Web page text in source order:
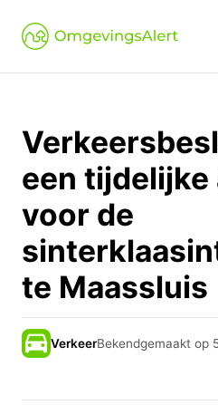
een
voor de
te Maassluis
VerkeerBekendgemaakt op